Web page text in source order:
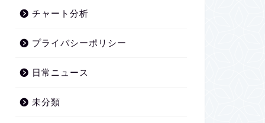
チャート分析
プライバシーポリシー
日常ニュース
未分類